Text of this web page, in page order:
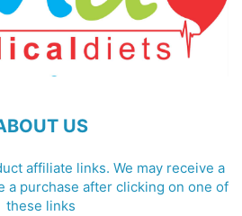
US
affiliate links. We may receive a
a purchase after clicking on one of
these links